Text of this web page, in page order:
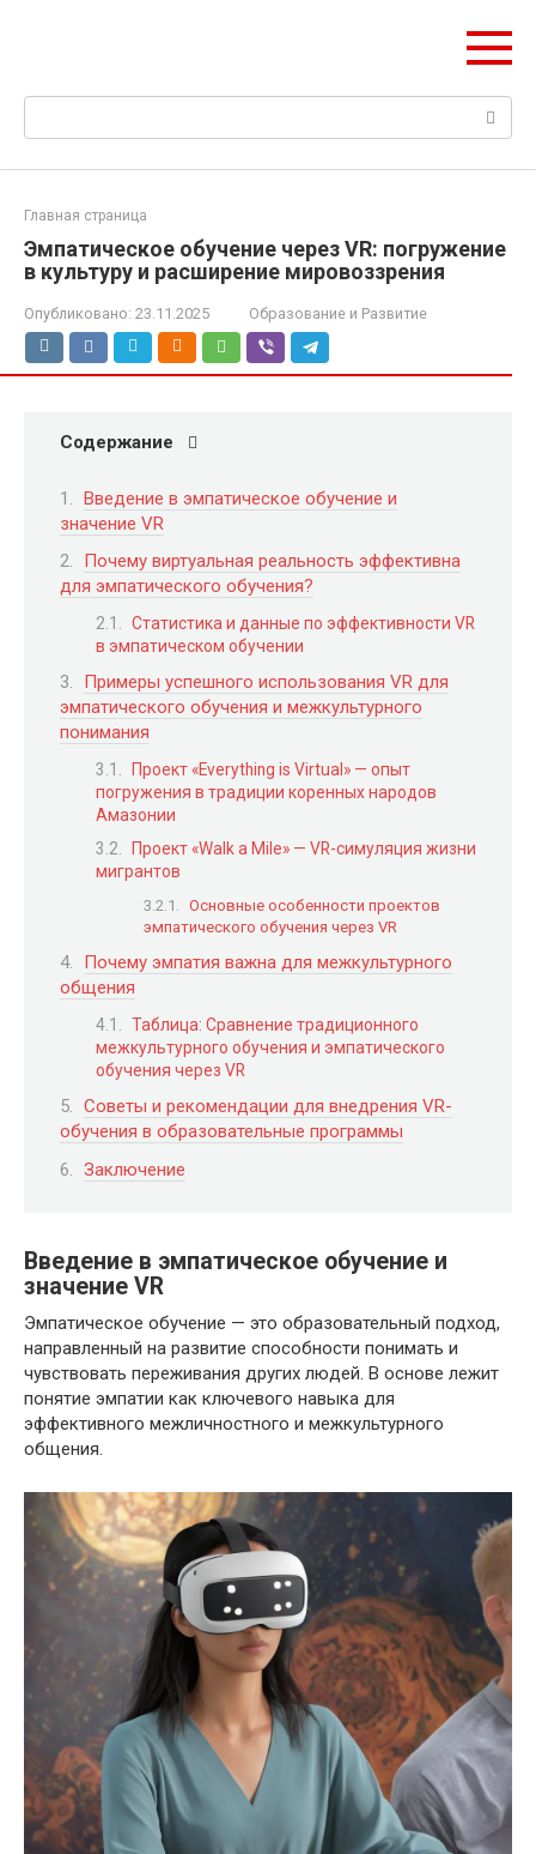
Поиск:
Главная страница
Эмпатическое обучение через VR: погружение
в культуру и расширение мировоззрения
Опубликовано: 23.11.2025 Образование и Развитие
Содержание
Введение в эмпатическое обучение и
значение VR
Почему виртуальная реальность эффективна
для эмпатического обучения?
Статистика и данные по эффективности VR
в эмпатическом обучении
Примеры успешного использования VR для
эмпатического обучения и межкультурного
понимания
Проект «Everything is Virtual» — опыт
погружения в традиции коренных народов
Амазонии
Проект «Walk a Mile» — VR-симуляция жизни
мигрантов
Основные особенности проектов
эмпатического обучения через VR
Почему эмпатия важна для межкультурного
общения
Таблица: Сравнение традиционного
межкультурного обучения и эмпатического
обучения через VR
Советы и рекомендации для внедрения VR-
обучения в образовательные программы
Заключение
Введение в эмпатическое обучение и
значение VR
Эмпатическое обучение — это образовательный подход,
направленный на развитие способности понимать и
чувствовать переживания других людей. В основе лежит
понятие эмпатии как ключевого навыка для
эффективного межличностного и межкультурного
общения.